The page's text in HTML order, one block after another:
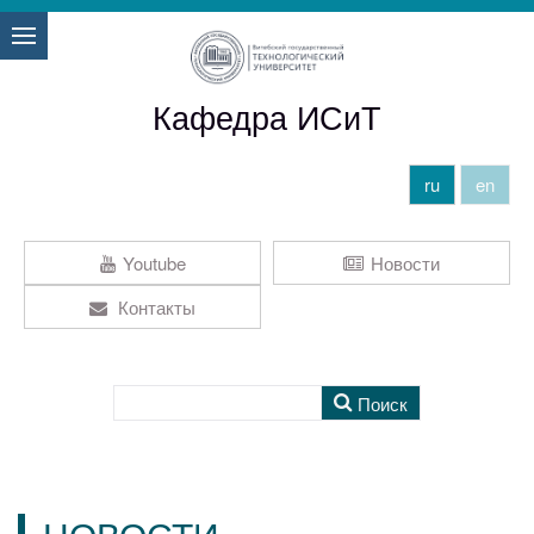
Кафедра ИСиТ
ru en
Youtube
Новости
Контакты